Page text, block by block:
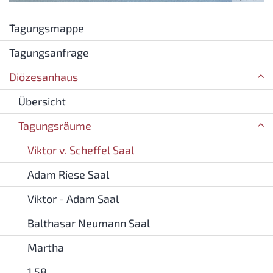
Tagungsmappe
Tagungsanfrage
Diözesanhaus
Übersicht
Tagungsräume
Viktor v. Scheffel Saal
Adam Riese Saal
Viktor - Adam Saal
Balthasar Neumann Saal
Martha